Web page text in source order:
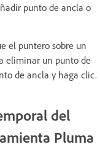
punto de ancla o
el puntero sobre un
eliminar un punto de
de ancla y haga clic.
del
Pluma